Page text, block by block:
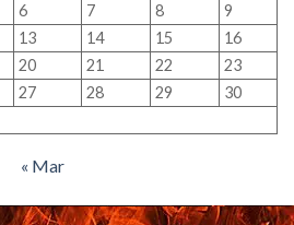
6 7 8
9
13 14 15
16
20 21 22
23
27 28 29
30
« Mar